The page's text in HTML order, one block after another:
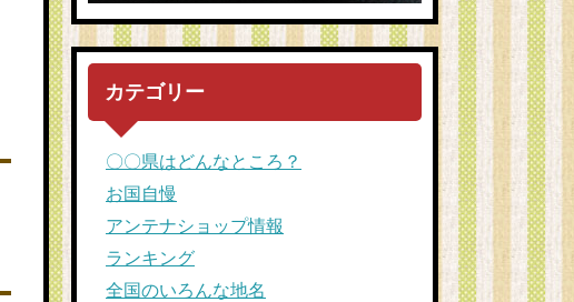
カテゴリー
〇〇県はどんなところ？
お国自慢
アンテナショップ情報
ランキング
全国のいろんな地名